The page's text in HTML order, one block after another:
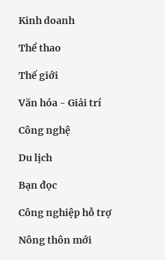
Kinh doanh
Thể thao
Thế giới
Văn hóa - Giải trí
Công nghệ
Du lịch
Bạn đọc
Công nghiệp hỗ trợ
Nông thôn mới